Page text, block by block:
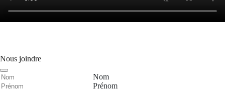
Nous joindre
Nom
Prénom